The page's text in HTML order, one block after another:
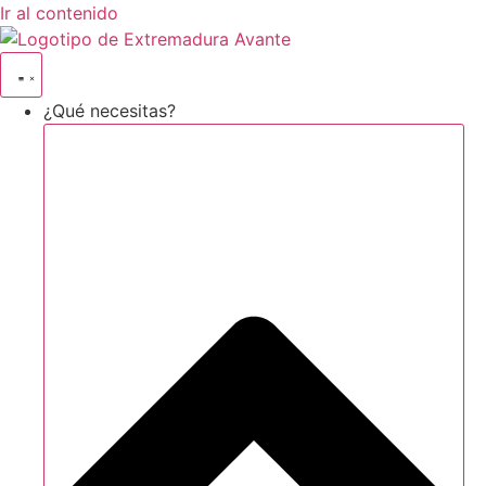
Ir al contenido
¿Qué necesitas?